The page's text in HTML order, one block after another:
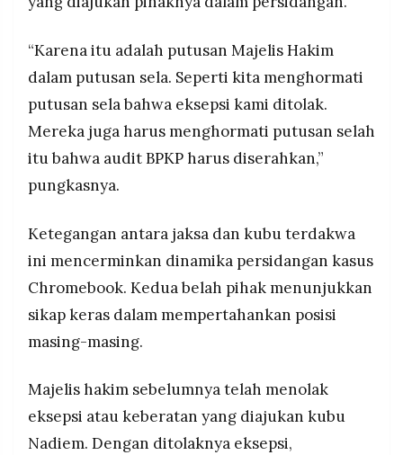
“Karena itu adalah putusan Majelis Hakim
dalam putusan sela. Seperti kita menghormati
putusan sela bahwa eksepsi kami ditolak.
Mereka juga harus menghormati putusan selah
itu bahwa audit BPKP harus diserahkan,”
pungkasnya.
Ketegangan antara jaksa dan kubu terdakwa
ini mencerminkan dinamika persidangan kasus
Chromebook. Kedua belah pihak menunjukkan
sikap keras dalam mempertahankan posisi
masing-masing.
Majelis hakim sebelumnya telah menolak
eksepsi atau keberatan yang diajukan kubu
Nadiem. Dengan ditolaknya eksepsi,